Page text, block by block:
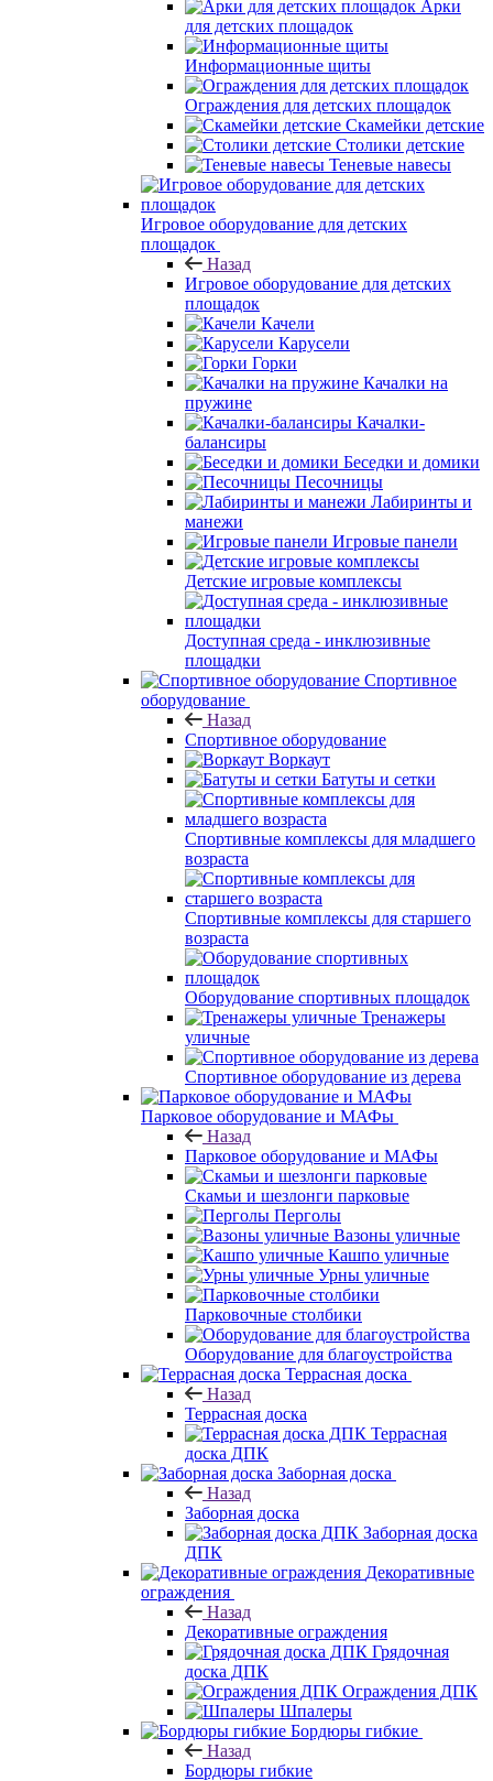
Арки
для детских площадок
Информационные щиты
Ограждения для детских площадок
Скамейки детские
Столики детские
Теневые навесы
Игровое оборудование для детских
площадок
Назад
Игровое оборудование для детских
площадок
Качели
Карусели
Горки
Качалки на
пружине
Качалки-
балансиры
Беседки и домики
Песочницы
Лабиринты и
манежи
Игровые панели
Детские игровые комплексы
Доступная среда - инклюзивные
площадки
Спортивное
оборудование
Назад
Спортивное оборудование
Воркаут
Батуты и сетки
Спортивные комплексы для младшего
возраста
Спортивные комплексы для старшего
возраста
Оборудование спортивных площадок
Тренажеры
уличные
Спортивное оборудование из дерева
Парковое оборудование и МАФы
Назад
Парковое оборудование и МАФы
Скамьи и шезлонги парковые
Перголы
Вазоны уличные
Кашпо уличные
Урны уличные
Парковочные столбики
Оборудование для благоустройства
Террасная доска
Назад
Террасная доска
Террасная
доска ДПК
Заборная доска
Назад
Заборная доска
Заборная доска
ДПК
Декоративные
ограждения
Назад
Декоративные ограждения
Грядочная
доска ДПК
Ограждения ДПК
Шпалеры
Бордюры гибкие
Назад
Бордюры гибкие